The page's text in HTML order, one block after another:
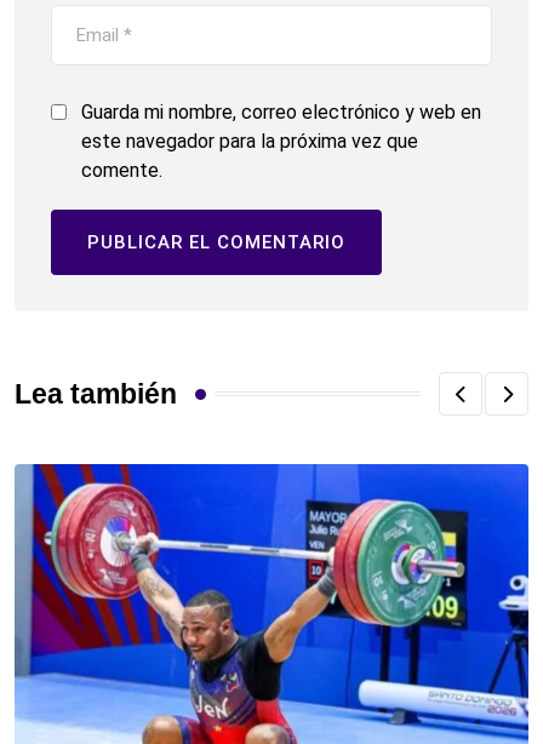
Guarda mi nombre, correo electrónico y web en
este navegador para la próxima vez que
comente.
Lea también